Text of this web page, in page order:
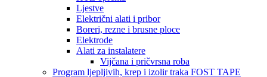
Ljestve
Električni alati i pribor
Boreri, rezne i brusne ploce
Elektrode
Alati za instalatere
Vijčana i pričvrsna roba
Program ljepljivih, krep i izolir traka FOST TAPE